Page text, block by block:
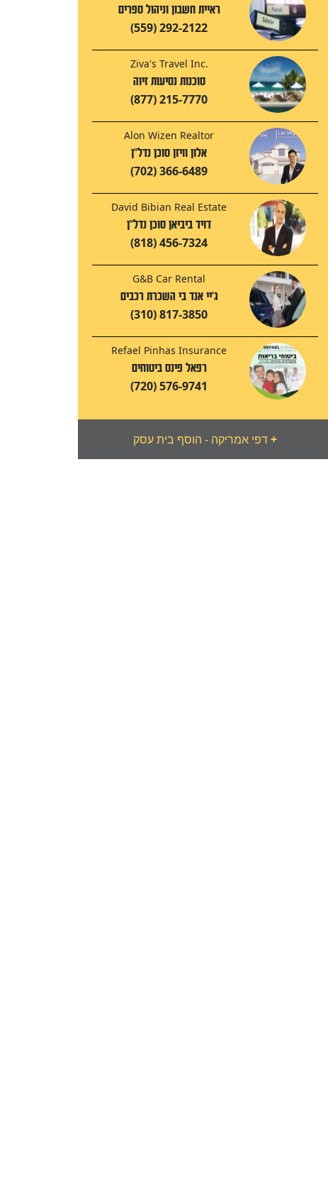
ראיית חשבון וניהול ספרים
(559) 292-2122
Ziva's Travel Inc.
סוכנות נסיעות זיוה
(877) 215-7770
Alon Wizen Realtor
אלון וויזן סוכן נדל"ן
(702) 366-6489
David Bibian Real Estate
דויד ביביאן סוכן נדל"ן
(818) 456-7324
G&B Car Rental
ג'יי אנד בי השכרת רכבים
(310) 817-3850
Refael Pinhas Insurance
רפאל פינס ביטוחים
(720) 576-9741
דפי אמריקה - הוסף בית עסק+